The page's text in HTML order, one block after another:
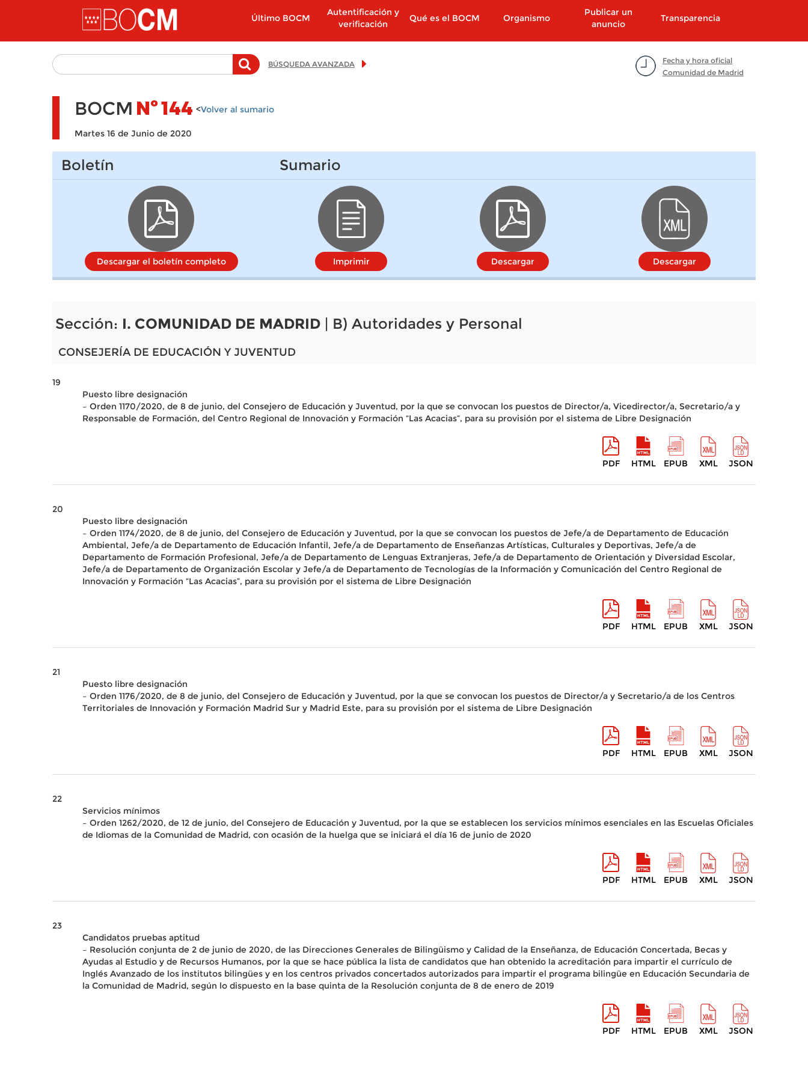
Pasar al contenido principal
Último BOCM
Autentificación y
verificación
Qué es el BOCM Organismo
Publicar un
anuncio
Transparencia
Fecha y hora oficial
Comunidad de Madrid
BÚSQUEDA AVANZADA
BOCM Nº144 <Volver al sumario
Martes 16 de Junio de 2020
Boletín
Descargar el boletín completo
Sumario
Imprimir Descargar Descargar
Sección: I. COMUNIDAD DE MADRID | B) Autoridades y Personal
CONSEJERÍA DE EDUCACIÓN Y JUVENTUD
19
Puesto libre designación
– Orden 1170/2020, de 8 de junio, del Consejero de Educación y Juventud, por la que se convocan los puestos de Director/a, Vicedirector/a, Secretario/a y
Responsable de Formación, del Centro Regional de Innovación y Formación “Las Acacias”, para su provisión por el sistema de Libre Designación
PDF HTML EPUB XML JSON
20
Puesto libre designación
– Orden 1174/2020, de 8 de junio, del Consejero de Educación y Juventud, por la que se convocan los puestos de Jefe/a de Departamento de Educación
Ambiental, Jefe/a de Departamento de Educación Infantil, Jefe/a de Departamento de Enseñanzas Artísticas, Culturales y Deportivas, Jefe/a de
Departamento de Formación Profesional, Jefe/a de Departamento de Lenguas Extranjeras, Jefe/a de Departamento de Orientación y Diversidad Escolar,
Jefe/a de Departamento de Organización Escolar y Jefe/a de Departamento de Tecnologías de la Información y Comunicación del Centro Regional de
Innovación y Formación “Las Acacias”, para su provisión por el sistema de Libre Designación
PDF HTML EPUB XML JSON
21
Puesto libre designación
– Orden 1176/2020, de 8 de junio, del Consejero de Educación y Juventud, por la que se convocan los puestos de Director/a y Secretario/a de los Centros
Territoriales de Innovación y Formación Madrid Sur y Madrid Este, para su provisión por el sistema de Libre Designación
PDF HTML EPUB XML JSON
22
Servicios mínimos
– Orden 1262/2020, de 12 de junio, del Consejero de Educación y Juventud, por la que se establecen los servicios mínimos esenciales en las Escuelas Oficiales
de Idiomas de la Comunidad de Madrid, con ocasión de la huelga que se iniciará el día 16 de junio de 2020
PDF HTML EPUB XML JSON
23
Candidatos pruebas aptitud
– Resolución conjunta de 2 de junio de 2020, de las Direcciones Generales de Bilingüismo y Calidad de la Enseñanza, de Educación Concertada, Becas y
Ayudas al Estudio y de Recursos Humanos, por la que se hace pública la lista de candidatos que han obtenido la acreditación para impartir el currículo de
Inglés Avanzado de los institutos bilingües y en los centros privados concertados autorizados para impartir el programa bilingüe en Educación Secundaria de
la Comunidad de Madrid, según lo dispuesto en la base quinta de la Resolución conjunta de 8 de enero de 2019
PDF HTML EPUB XML JSON